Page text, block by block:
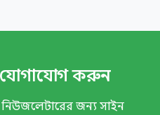
করুন
নিউজলেটারের জন্য সাইন